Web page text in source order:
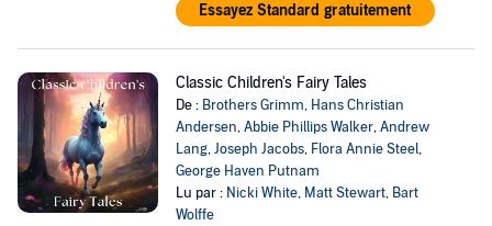
Essayez Standard gratuitement
Classic Children's Fairy Tales
De : Brothers Grimm, Hans Christian
Andersen,Abbie Phillips Walker,Andrew
Lang,Joseph Jacobs, Flora Annie Steel,
George Haven Putnam
Lu par : Nicki White, Matt Stewart, Bart
Wolffe